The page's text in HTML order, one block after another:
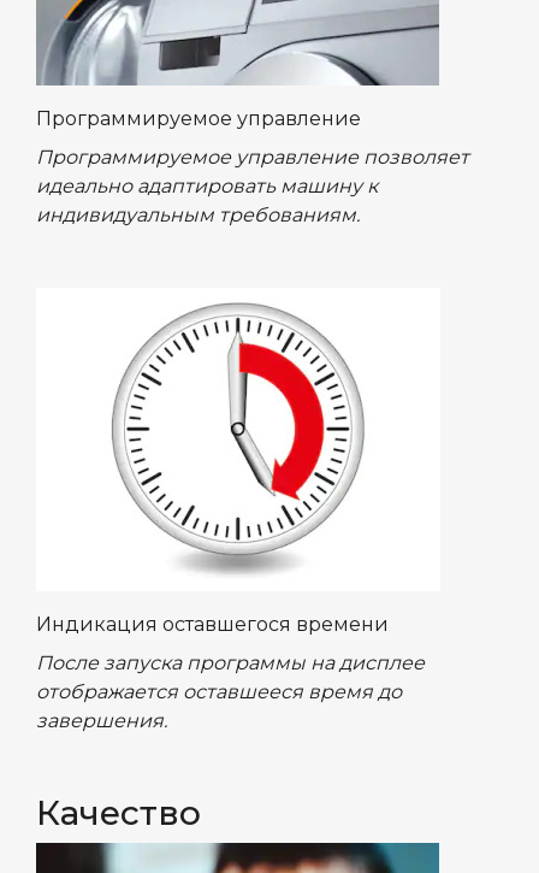
Программируемое управление
Программируемое управление позволяет
идеально адаптировать машину к
индивидуальным требованиям.
Индикация оставшегося времени
После запуска программы на дисплее
отображается оставшееся время до
завершения.
Качество